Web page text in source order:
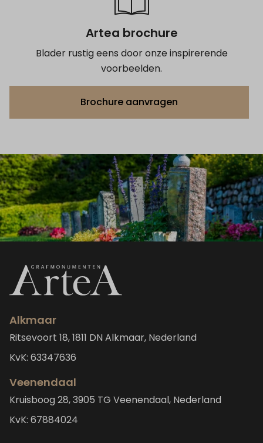
Artea brochure
Blader rustig eens door onze inspirerende
voorbeelden.
Brochure aanvragen
Alkmaar
Ritsevoort 18, 1811 DN Alkmaar, Nederland
KvK: 63347636
Veenendaal
Kruisboog 28, 3905 TG Veenendaal, Nederland
KvK: 67884024